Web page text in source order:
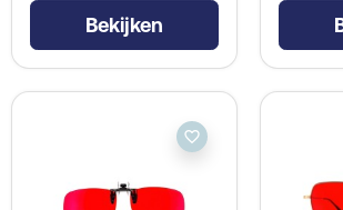
Bekijken
favorite_border